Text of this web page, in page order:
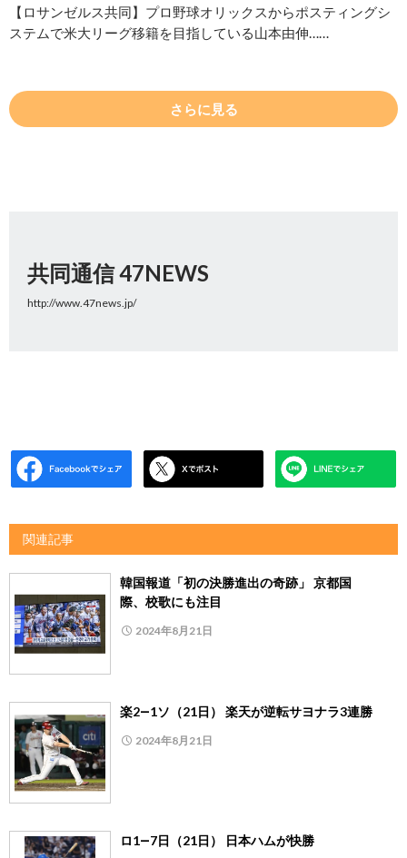
【ロサンゼルス共同】プロ野球オリックスからポスティングシ
ステムで米大リーグ移籍を目指している山本由伸……
さらに見る
共同通信 47NEWS
http://www.47news.jp/
関連記事
韓国報道「初の決勝進出の奇跡」 京都国
際、校歌にも注目
2024年8月21日
楽2―1ソ（21日） 楽天が逆転サヨナラ3連勝
2024年8月21日
ロ1―7日（21日） 日本ハムが快勝